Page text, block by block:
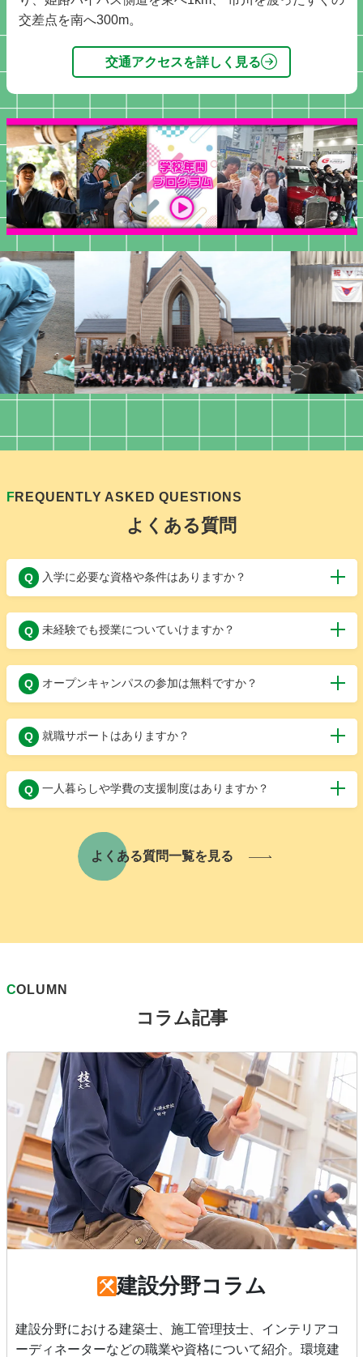
交差点を南へ300m。
交通アクセスを詳しく見る
FREQUENTLY ASKED QUESTIONS
よくある質問
Q 入学に必要な資格や条件はありますか？
A 高校卒業（見込み）または同等の学力があれば、どなた
でも出願可能です。年齢制限もありません。
Q 未経験でも授業についていけますか？
A はい、多くの学生が未経験からスタートしています。基
礎から丁寧に学べる授業内容なので安心です。
Q オープンキャンパスの参加は無料ですか？
A はい、参加費は無料です。事前予約のうえ、ぜひお気軽
にご参加ください。保護者の同伴も可能です。
Q 就職サポートはありますか？
A はい、各業界で活躍できる力を身につけると同時に、万
全の就職サポート体制を整えています。建設業界では大
和ハウス工業、積水ハウス、清水建設など、自動車業界
ではトヨタ、日産、スズキなどの大手企業への就職実績
があります。就職に有利な国家資格や専門資格（例：一
級建築士受験資格、自動車整備士国家資格）を在学中に
Q 一人暮らしや学費の支援制度はありますか？
め、学生の生活面も力強くサポートしています。全国ど
こからの入学でも安心して生活できるよう、近隣のマン
ション・アパートと提携し、通常より低価格で提供して
入などの条件を満たせば、授業料や入学金の減免、給付
よくある質問一覧を見る
COLUMN
コラム記事
建設分野コラム
建設分野における建築士、施工管理技士、インテリアコ
ーディネーターなどの職業や資格について紹介。環境建